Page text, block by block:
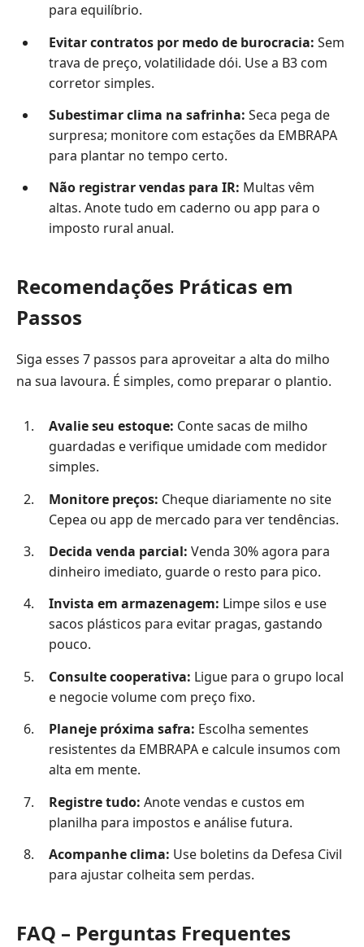
para equilíbrio.
Evitar contratos por medo de burocracia: Sem
trava de preço, volatilidade dói. Use a B3 com
corretor simples.
Subestimar clima na safrinha: Seca pega de
surpresa; monitore com estações da EMBRAPA
para plantar no tempo certo.
Não registrar vendas para IR: Multas vêm
altas. Anote tudo em caderno ou app para o
imposto rural anual.
Recomendações Práticas em
Passos
Siga esses 7 passos para aproveitar a alta do milho
na sua lavoura. É simples, como preparar o plantio.
Avalie seu estoque: Conte sacas de milho
guardadas e verifique umidade com medidor
simples.
Monitore preços: Cheque diariamente no site
Cepea ou app de mercado para ver tendências.
Decida venda parcial: Venda 30% agora para
dinheiro imediato, guarde o resto para pico.
Invista em armazenagem: Limpe silos e use
sacos plásticos para evitar pragas, gastando
pouco.
Consulte cooperativa: Ligue para o grupo local
e negocie volume com preço fixo.
Planeje próxima safra: Escolha sementes
resistentes da EMBRAPA e calcule insumos com
alta em mente.
Registre tudo: Anote vendas e custos em
planilha para impostos e análise futura.
Acompanhe clima: Use boletins da Defesa Civil
para ajustar colheita sem perdas.
FAQ – Perguntas Frequentes